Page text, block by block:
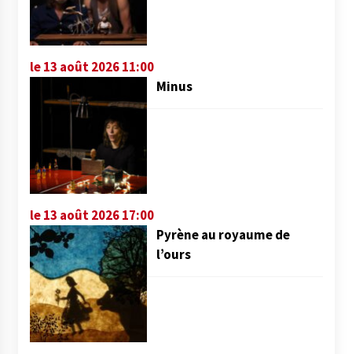
le 13 août 2026 11:00
Minus
le 13 août 2026 17:00
Pyrène au royaume de
l’ours